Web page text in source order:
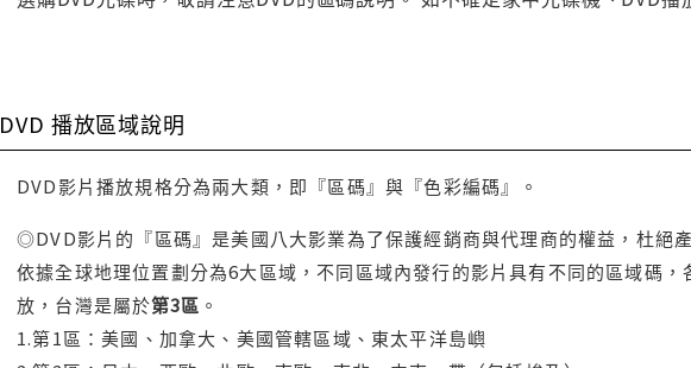
DVD 播放區域說明
DVD影片播放規格分為兩大類，即『區碼』與『色彩編碼』。
◎DVD影片的『區碼』是美國八大影業為了保護經銷商與代理商的權益，杜絕
依據全球地理位置劃分為6大區域，不同區域內發行的影片具有不同的區域碼
放，台灣是屬於第3區 。
1.第1區：美國、加拿大、美國管轄區域、東太平洋島嶼